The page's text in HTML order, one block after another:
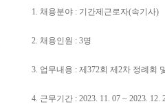
1. 채용분야 : 기간제근로자(속기사)
2. 채용인원 : 3명
3. 업무내용 : 제372회 제2차 정례회
4. 근무기간 : 2023. 11. 07 ~ 2023. 12.